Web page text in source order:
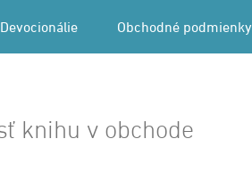
Devocionálie Obchodné podmienky